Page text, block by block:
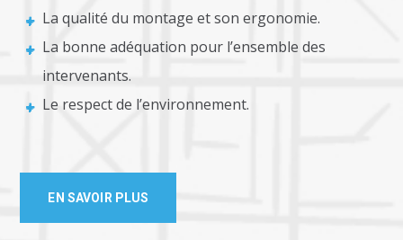
La qualité du montage et son ergonomie.
La bonne adéquation pour l’ensemble des
intervenants.
Le respect de l’environnement.
EN SAVOIR PLUS